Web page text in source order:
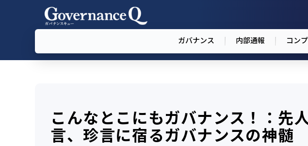
ガバナンス 内部通報 コン
こんなとこにもガバナンス！：先
言、珍言に宿るガバナンスの神髄